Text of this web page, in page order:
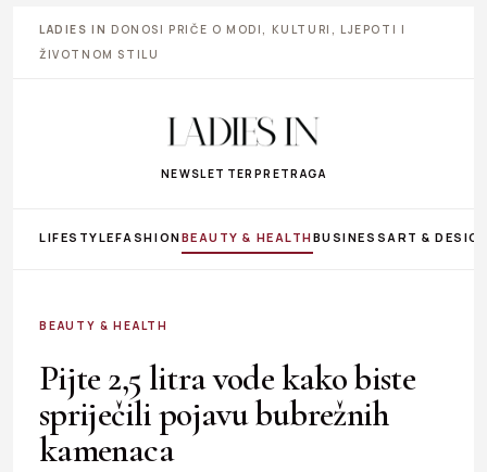
LADIES IN DONOSI PRIČE O MODI, KULTURI, LJEPOTI I
ŽIVOTNOM STILU
NEWSLETTER PRETRAGA
LIFESTYLEFASHIONBEAUTY & HEALTHBUSINESS ART &
BEAUTY & HEALTH
Pijte 2,5 litra vode kako biste
spriječili pojavu bubrežnih
kamenaca